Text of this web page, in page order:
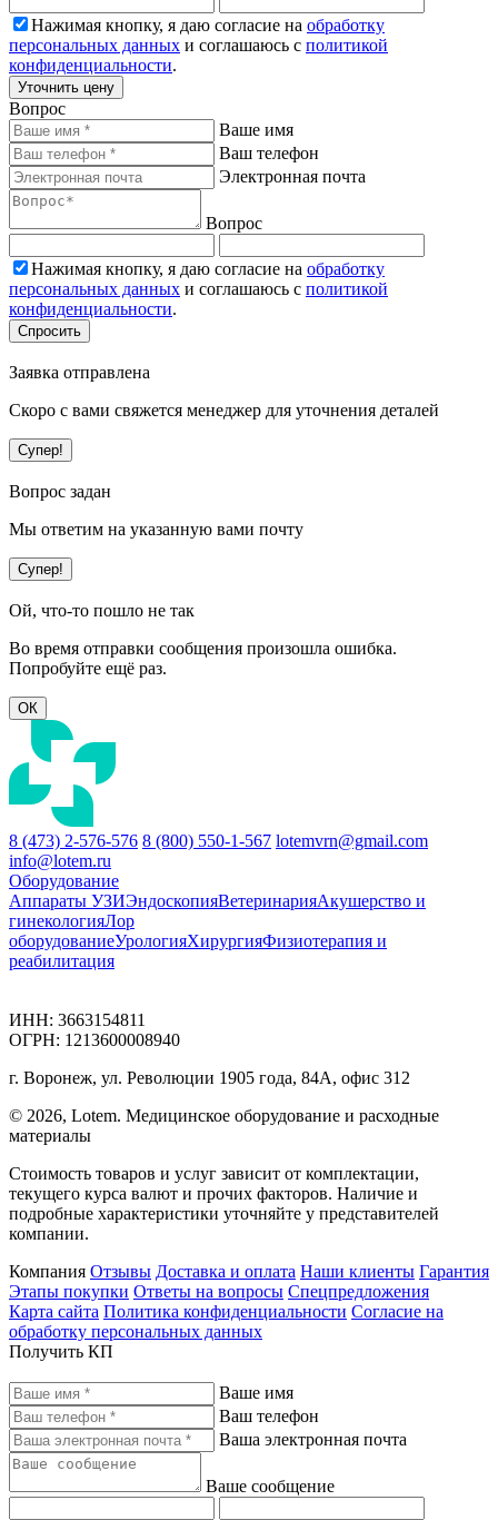
Нажимая кнопку, я даю согласие на обработку
персональных данных и соглашаюсь с политикой
конфиденциальности.
Уточнить цену
Вопрос
Ваше имя
Ваш телефон
Электронная почта
Вопрос
Нажимая кнопку, я даю согласие на обработку
персональных данных и соглашаюсь с политикой
конфиденциальности.
Спросить
Заявка отправлена
Скоро с вами свяжется менеджер для уточнения деталей
Супер!
Вопрос задан
Мы ответим на указанную вами почту
Супер!
Ой, что-то пошло не так
Во время отправки сообщения произошла ошибка.
Попробуйте ещё раз.
ОК
8 (473) 2-576-576 8 (800) 550-1-567 lotemvrn@gmail.com
info@lotem.ru
Оборудование
Аппараты УЗИЭндоскопияВетеринарияАкушерство и
гинекологияЛор
оборудованиеУрологияХирургияФизиотерапия и
реабилитация
ИНН: 3663154811
ОГРН: 1213600008940
г. Воронеж, ул. Революции 1905 года, 84А, офис 312
© 2026, Lotem. Медицинское оборудование и расходные
материалы
Стоимость товаров и услуг зависит от комплектации,
текущего курса валют и прочих факторов. Наличие и
подробные характеристики уточняйте у представителей
компании.
Компания Отзывы Доставка и оплата Наши клиенты Гарантия
Этапы покупки Ответы на вопросы Спецпредложения
Карта сайта Политика конфиденциальности Согласие на
обработку персональных данных
Получить КП
Ваше имя
Ваш телефон
Ваша электронная почта
Ваше сообщение